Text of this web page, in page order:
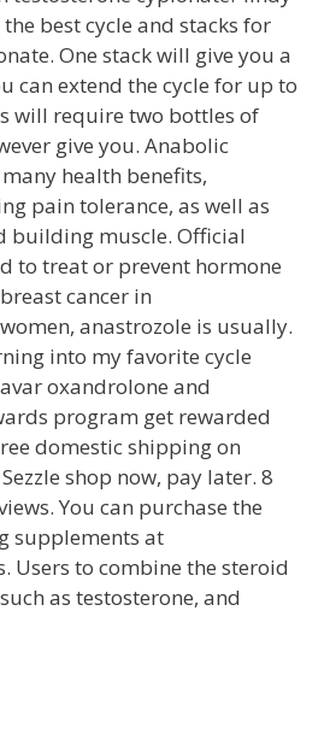
best cycle and stacks for
One stack will give you a
can extend the cycle for up to
will require two bottles of
give you. Anabolic
health benefits,
pain tolerance, as well as
building muscle. Official
to treat or prevent hormone
cancer in
anastrozole is usually.
into my favorite cycle
oxandrolone and
program get rewarded
domestic shipping on
shop now, pay later. 8
You can purchase the
supplements at
Users to combine the steroid
as testosterone, and